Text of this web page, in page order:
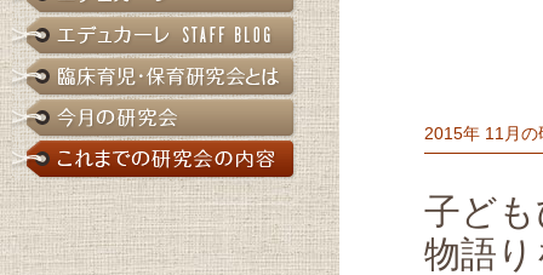
2015年 11月の
子ど
物語